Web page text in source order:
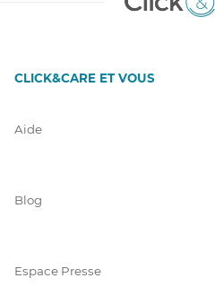
CLICK&CARE ET VOUS
Aide
Blog
Espace Presse